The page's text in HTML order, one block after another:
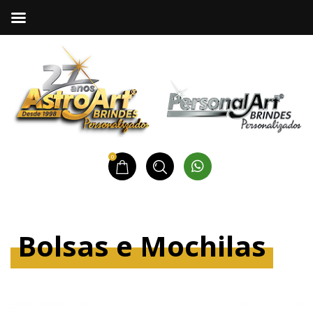
0
Bolsas e Mochilas